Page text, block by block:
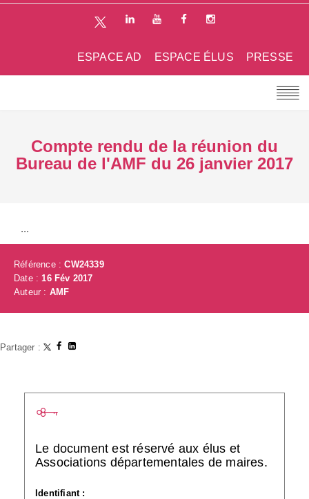
PRESSE
ESPACE ÉLUS
ESPACE AD
Compte rendu de la réunion du
Bureau de l'AMF du 26 janvier 2017
...
Référence :CW24339
Date : 16 Fév 2017
Auteur : AMF
Partager :
Le document est réservé aux élus et
Associations départementales de maires.
Identifiant :